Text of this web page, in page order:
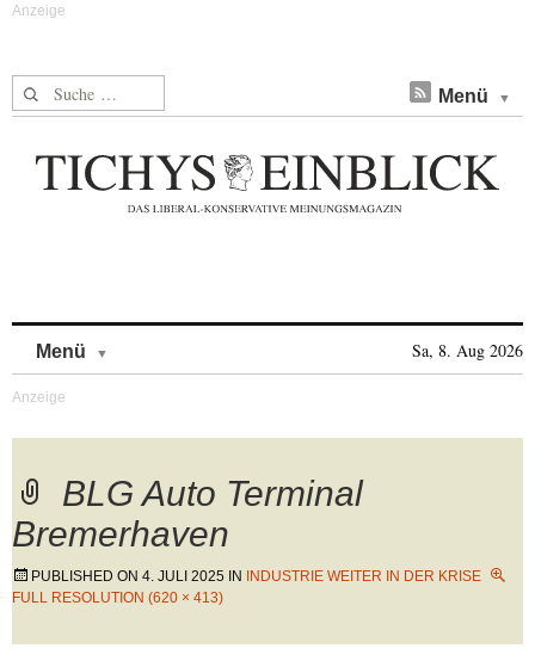
Suche nach: Menü
Menü Sa, 8. Aug 2026
BLG Auto Terminal
Bremerhaven
PUBLISHED ON 4. JULI 2025 IN
INDUSTRIE WEITER IN DER KRISE
FULL RESOLUTION (620 × 413)